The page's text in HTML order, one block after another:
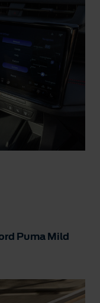
Puma Mild